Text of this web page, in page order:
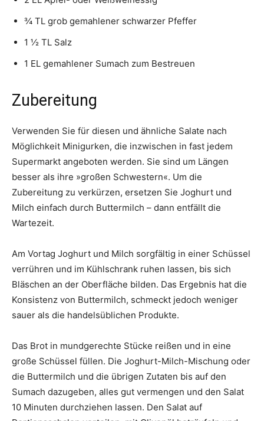
¾ TL grob gemahlener schwarzer Pfeffer
1 ½ TL Salz
1 EL gemahlener Sumach zum Bestreuen
Zubereitung
Verwenden Sie für diesen und ähnliche Salate nach
Möglichkeit Minigurken, die inzwischen in fast jedem
Supermarkt angeboten werden. Sie sind um Längen
besser als ihre »großen Schwestern«. Um die
Zubereitung zu verkürzen, ersetzen Sie Joghurt und
Milch einfach durch Buttermilch – dann entfällt die
Wartezeit.
Am Vortag Joghurt und Milch sorgfältig in einer Schüssel
verrühren und im Kühlschrank ruhen lassen, bis sich
Bläschen an der Oberfläche bilden. Das Ergebnis hat die
Konsistenz von Buttermilch, schmeckt jedoch weniger
sauer als die handelsüblichen Produkte.
Das Brot in mundgerechte Stücke reißen und in eine
große Schüssel füllen. Die Joghurt-Milch-Mischung oder
die Buttermilch und die übrigen Zutaten bis auf den
Sumach dazugeben, alles gut vermengen und den Salat
10 Minuten durchziehen lassen. Den Salat auf